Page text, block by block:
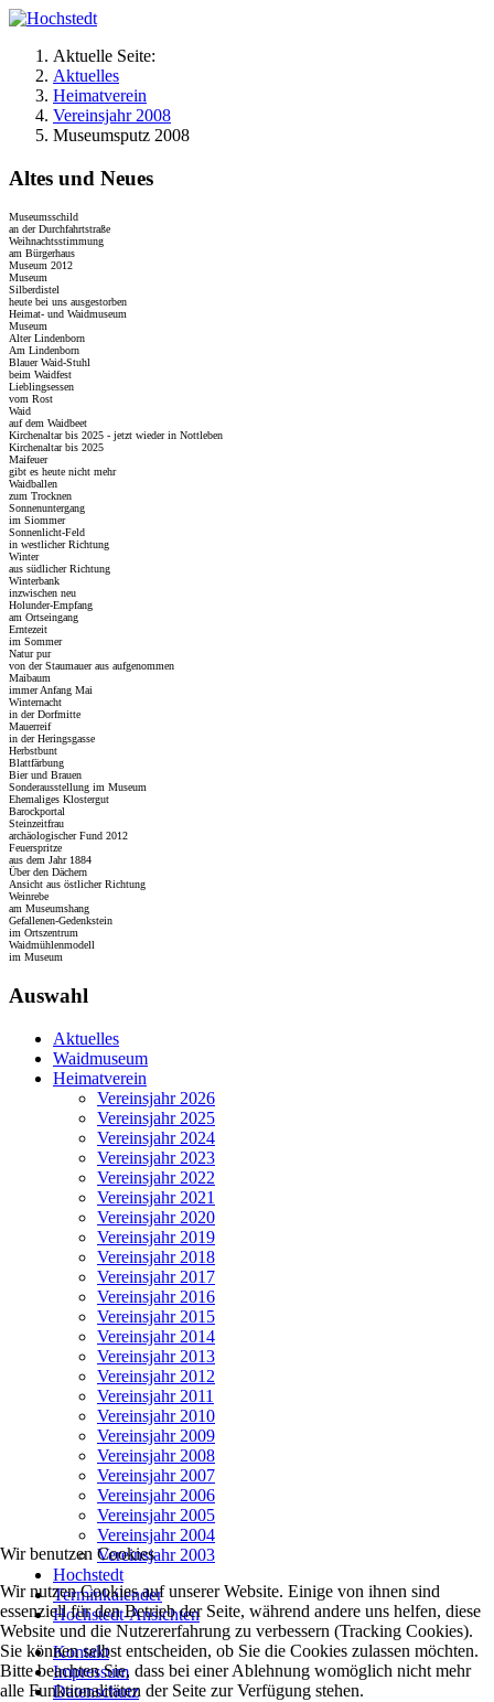
Aktuelle Seite:
Aktuelles
Heimatverein
Vereinsjahr 2008
Museumsputz 2008
Altes und Neues
Museumsschild
an der Durchfahrtstraße
Weihnachtsstimmung
am Bürgerhaus
Museum 2012
Museum
Silberdistel
heute bei uns ausgestorben
Heimat- und Waidmuseum
Museum
Alter Lindenborn
Am Lindenborn
Blauer Waid-Stuhl
beim Waidfest
Lieblingsessen
vom Rost
Waid
auf dem Waidbeet
Kirchenaltar bis 2025 - jetzt wieder in Nottleben
Kirchenaltar bis 2025
Maifeuer
gibt es heute nicht mehr
Waidballen
zum Trocknen
Sonnenuntergang
im Siommer
Sonnenlicht-Feld
in westlicher Richtung
Winter
aus südlicher Richtung
Winterbank
inzwischen neu
Holunder-Empfang
am Ortseingang
Erntezeit
im Sommer
Natur pur
von der Staumauer aus aufgenommen
Maibaum
immer Anfang Mai
Winternacht
in der Dorfmitte
Mauerreif
in der Heringsgasse
Herbstbunt
Blattfärbung
Bier und Brauen
Sonderausstellung im Museum
Ehemaliges Klostergut
Barockportal
Steinzeitfrau
archäologischer Fund 2012
Feuerspritze
aus dem Jahr 1884
Über den Dächern
Ansicht aus östlicher Richtung
Weinrebe
am Museumshang
Gefallenen-Gedenkstein
im Ortszentrum
Waidmühlenmodell
im Museum
Auswahl
Aktuelles
Waidmuseum
Heimatverein
Vereinsjahr 2026
Vereinsjahr 2025
Vereinsjahr 2024
Vereinsjahr 2023
Vereinsjahr 2022
Vereinsjahr 2021
Vereinsjahr 2020
Vereinsjahr 2019
Vereinsjahr 2018
Vereinsjahr 2017
Vereinsjahr 2016
Vereinsjahr 2015
Vereinsjahr 2014
Vereinsjahr 2013
Vereinsjahr 2012
Vereinsjahr 2011
Vereinsjahr 2010
Vereinsjahr 2009
Vereinsjahr 2008
Vereinsjahr 2007
Vereinsjahr 2006
Vereinsjahr 2005
Vereinsjahr 2004
Vereinsjahr 2003
Hochstedt
Terminkalender
Hochstedt-Ansichten
Kontakt
Impressum
Datenschutz
Wir benutzen Cookies
Wir nutzen Cookies auf unserer Website. Einige von ihnen sind
essenziell für den Betrieb der Seite, während andere uns helfen, diese
Website und die Nutzererfahrung zu verbessern (Tracking Cookies).
Sie können selbst entscheiden, ob Sie die Cookies zulassen möchten.
Bitte beachten Sie, dass bei einer Ablehnung womöglich nicht mehr
alle Funktionalitäten der Seite zur Verfügung stehen.